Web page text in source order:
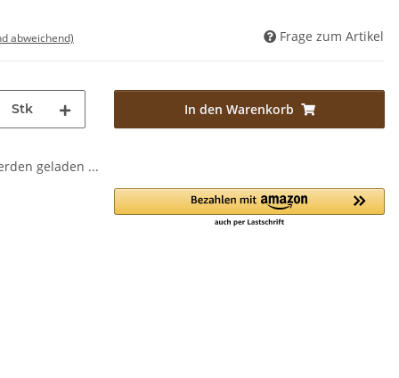
abweichend) Frage zum Artikel
Stk In den Warenkorb
geladen ...